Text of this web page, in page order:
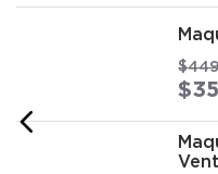
$
$